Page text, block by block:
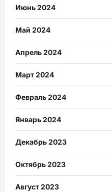
Июнь 2024
Май 2024
Апрель 2024
Март 2024
Февраль 2024
Январь 2024
Декабрь 2023
Октябрь 2023
Август 2023